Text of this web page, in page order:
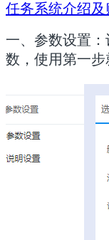
任务系统介绍
一、参数设置
数，使用第一步